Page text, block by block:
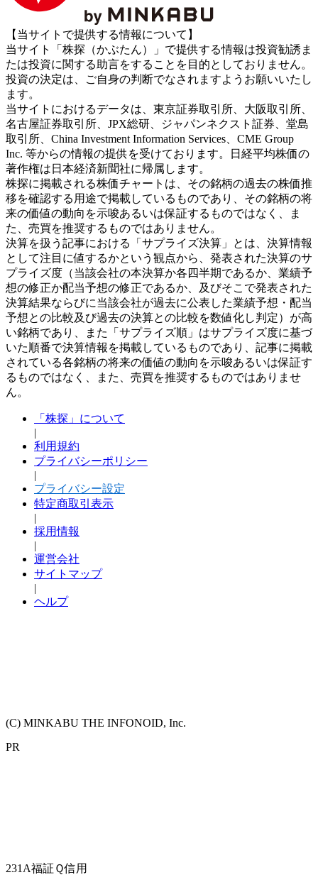
【当サイトで提供する情報について】
当サイト「株探（かぶたん）」で提供する情報は投資勧誘ま
たは投資に関する助言をすることを目的としておりません。
投資の決定は、ご自身の判断でなされますようお願いいたし
ます。
当サイトにおけるデータは、東京証券取引所、大阪取引所、
名古屋証券取引所、JPX総研、ジャパンネクスト証券、堂島
取引所、China Investment Information Services、CME Group
Inc. 等からの情報の提供を受けております。日経平均株価の
著作権は日本経済新聞社に帰属します。
株探に掲載される株価チャートは、その銘柄の過去の株価推
移を確認する用途で掲載しているものであり、その銘柄の将
来の価値の動向を示唆あるいは保証するものではなく、ま
た、売買を推奨するものではありません。
決算を扱う記事における「サプライズ決算」とは、決算情報
として注目に値するかという観点から、発表された決算のサ
プライズ度（当該会社の本決算か各四半期であるか、業績予
想の修正か配当予想の修正であるか、及びそこで発表された
決算結果ならびに当該会社が過去に公表した業績予想・配当
予想との比較及び過去の決算との比較を数値化し判定）が高
い銘柄であり、また「サプライズ順」はサプライズ度に基づ
いた順番で決算情報を掲載しているものであり、記事に掲載
されている各銘柄の将来の価値の動向を示唆あるいは保証す
るものではなく、また、売買を推奨するものではありませ
ん。
「株探」について
|
利用規約
プライバシーポリシー
|
プライバシー設定
特定商取引表示
|
採用情報
|
運営会社
サイトマップ
|
ヘルプ
(C) MINKABU THE INFONOID, Inc.
PR
231A福証Ｑ信用